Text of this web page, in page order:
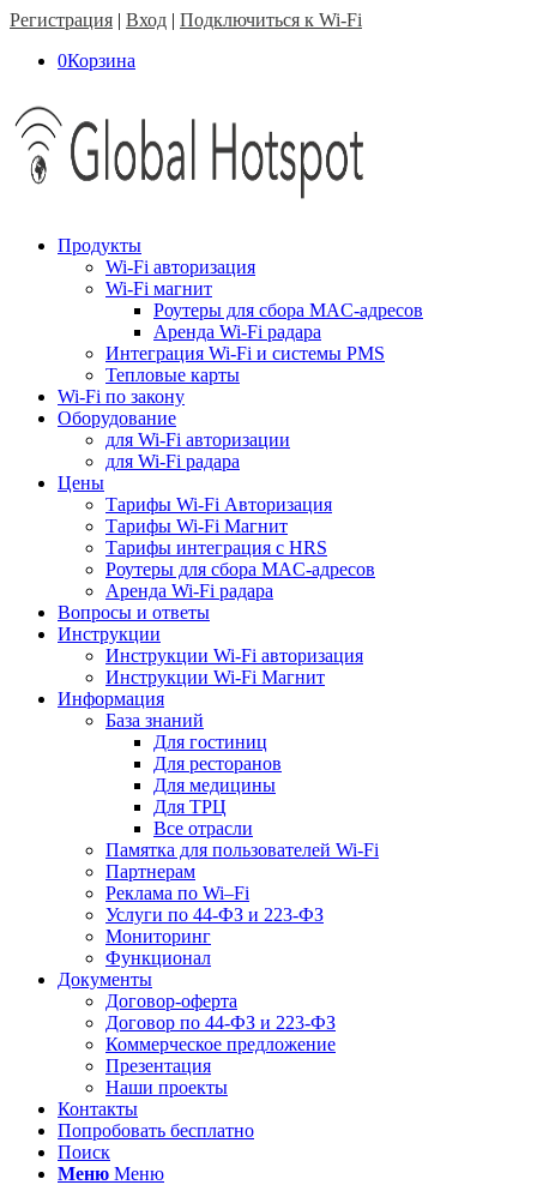
Регистрация | Вход | Подключиться к Wi-Fi
0Корзина
Продукты
Wi-Fi авторизация
Wi-Fi магнит
Роутеры для сбора MAC-адресов
Аренда Wi-Fi радара
Интеграция Wi-Fi и системы PMS
Тепловые карты
Wi-Fi по закону
Оборудование
для Wi-Fi авторизации
для Wi-Fi радара
Цены
Тарифы Wi-Fi Авторизация
Тарифы Wi-Fi Магнит
Тарифы интеграция с HRS
Роутеры для сбора MAC-адресов
Аренда Wi-Fi радара
Вопросы и ответы
Инструкции
Инструкции Wi-Fi авторизация
Инструкции Wi-Fi Магнит
Информация
База знаний
Для гостиниц
Для ресторанов
Для медицины
Для ТРЦ
Все отрасли
Памятка для пользователей Wi-Fi
Партнерам
Реклама по Wi–Fi
Услуги по 44-ФЗ и 223-ФЗ
Мониторинг
Функционал
Документы
Договор-оферта
Договор по 44-ФЗ и 223-ФЗ
Коммерческое предложение
Презентация
Наши проекты
Контакты
Попробовать бесплатно
Поиск
Меню Меню